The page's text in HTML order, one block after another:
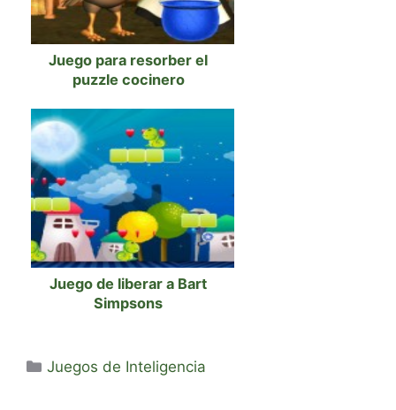
Juego para resorber el
puzzle cocinero
Juego de liberar a Bart
Simpsons
Categorías
Juegos de Inteligencia